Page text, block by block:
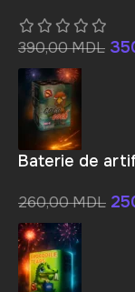
390,00MDL
Baterie de
260,00MDL